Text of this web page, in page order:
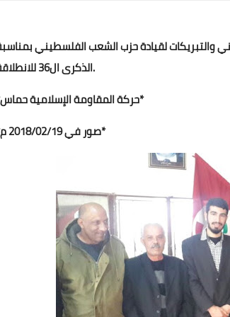
والتبريكات لقيادة حزب الشعب الفلسطيني
الذكرى ال36 للانطلاقة.
*حركة المقاومة الإسلامية حماس*
*صور في 2018/02/19 م*
31 ديسمبر 2025
Www.albuss.net
31 ديسمبر 2025